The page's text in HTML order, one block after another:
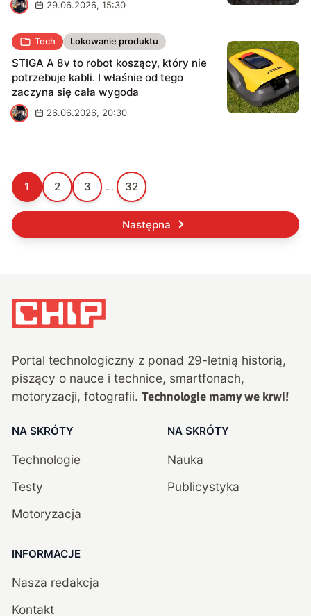
K
29.06.2026, 15:30
Tech Lokowanie produktu
STIGA A 8v to robot koszący, który nie
potrzebuje kabli. I właśnie od tego
zaczyna się cała wygoda
K
26.06.2026, 20:30
1 2 3 ... 32
Następna
Portal technologiczny z ponad 29-letnią historią,
piszący o nauce i technice, smartfonach,
motoryzacji, fotografii. Technologie mamy we krwi!
NA SKRÓTY
Technologie
Testy
Motoryzacja
NA SKRÓTY
Nauka
Publicystyka
INFORMACJE
Nasza redakcja
Kontakt